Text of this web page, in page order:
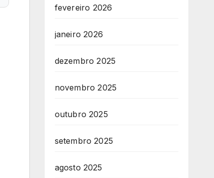
fevereiro 2026
janeiro 2026
dezembro 2025
novembro 2025
outubro 2025
setembro 2025
agosto 2025